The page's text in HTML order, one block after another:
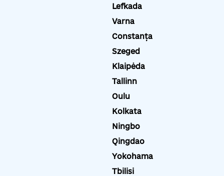
Lefkada
Varna
Constanța
Szeged
Klaipėda
Tallinn
Oulu
Kolkata
Ningbo
Qingdao
Yokohama
Tbilisi